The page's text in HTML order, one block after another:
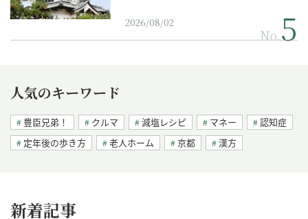
2026/08/02
No.
人気のキーワード
豊臣兄弟！ クルマ 減塩レシピ マネー
認知症
定年後の歩き方
老人ホーム 京都 漢方
新着記事